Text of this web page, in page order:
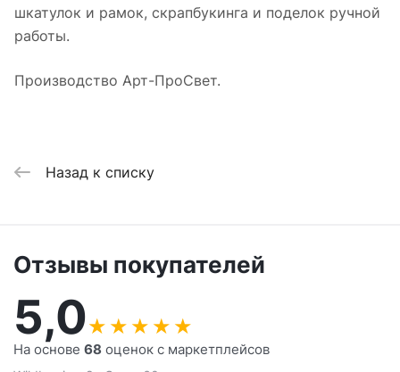
шкатулок и рамок, скрапбукинга и поделок ручной
работы.
Производство Арт-ПроСвет.
Назад к списку
Отзывы покупателей
5,0★ ★ ★ ★ ★
На основе 68 оценок с маркетплейсов